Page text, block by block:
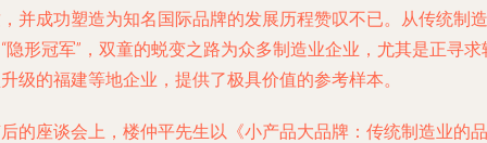
并成功塑造为知名国际品牌的发展历程赞叹不已。从传统制造
隐形冠军”，双童的蜕变之路为众多制造业企业，尤其是正寻求
级的福建等地企业，提供了极具价值的参考样本。
的座谈会上，楼仲平先生以《小产品大品牌：传统制造业的品